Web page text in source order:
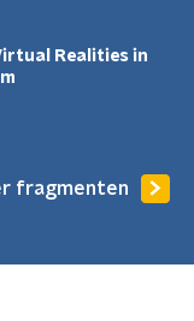
Realities in
fragmenten